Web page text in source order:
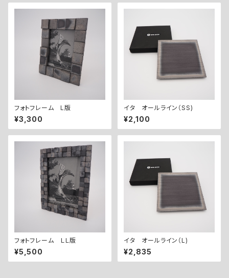
フォトフレーム L版
¥3,300
イタ オールライン（SS)
¥2,100
フォトフレーム ＬＬ版
¥5,500
イタ オールライン（L)
¥2,835